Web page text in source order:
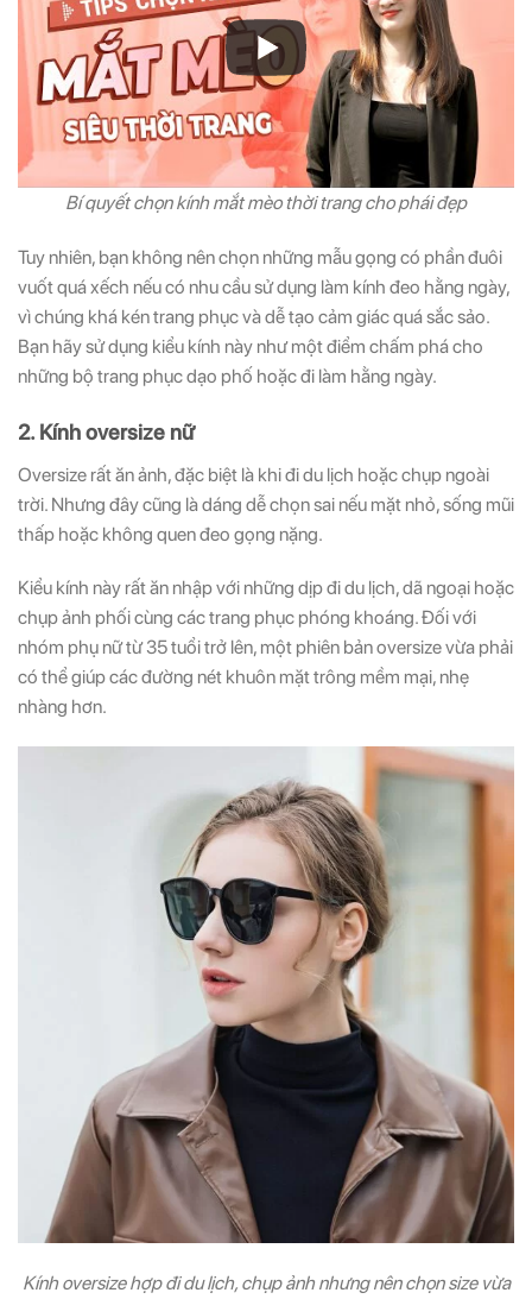
Bí quyết chọn kính mắt mèo thời trang cho phái đẹp
Tuy nhiên, bạn không nên chọn những mẫu gọng có phần đuôi
vuốt quá xếch nếu có nhu cầu sử dụng làm kính đeo hằng ngày,
vì chúng khá kén trang phục và dễ tạo cảm giác quá sắc sảo.
Bạn hãy sử dụng kiểu kính này như một điểm chấm phá cho
những bộ trang phục dạo phố hoặc đi làm hằng ngày.
2. Kính oversize nữ
Oversize rất ăn ảnh, đặc biệt là khi đi du lịch hoặc chụp ngoài
trời. Nhưng đây cũng là dáng dễ chọn sai nếu mặt nhỏ, sống mũi
thấp hoặc không quen đeo gọng nặng.
Kiểu kính này rất ăn nhập với những dịp đi du lịch, dã ngoại hoặc
chụp ảnh phối cùng các trang phục phóng khoáng. Đối với
nhóm phụ nữ từ 35 tuổi trở lên, một phiên bản oversize vừa phải
có thể giúp các đường nét khuôn mặt trông mềm mại, nhẹ
nhàng hơn.
Kính oversize hợp đi du lịch, chụp ảnh nhưng nên chọn size vừa